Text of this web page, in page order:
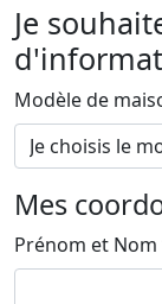
Je
Modèle de
Mes
Prénom et